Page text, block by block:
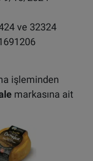
ve 32324
işleminden
markasına ait